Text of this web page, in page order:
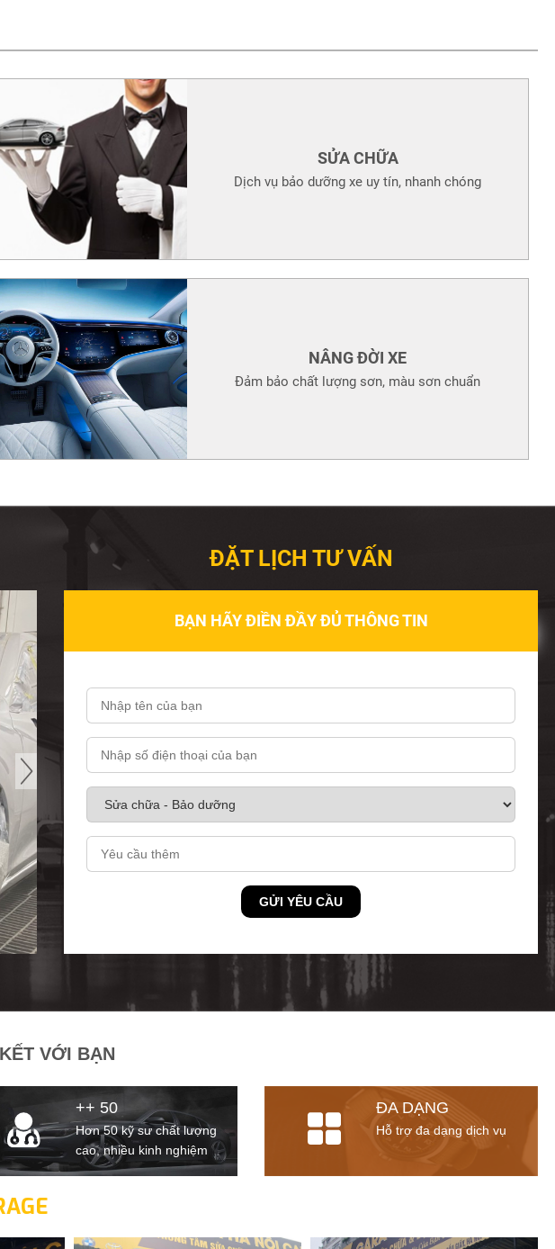
SỬA CHỮA
Dịch vụ bảo dưỡng xe uy tín, nhanh chóng
NÂNG ĐỜI XE
Đảm bảo chất lượng sơn, màu sơn chuẩn
ĐẶT LỊCH TƯ VẤN
BẠN HÃY ĐIỀN ĐẦY ĐỦ THÔNG TIN
GỬI YÊU CẦU
VỚI BẠN
++ 50
Hơn 50 kỹ sư chất lượng
cao, nhiều kinh nghiệm
ĐA DẠNG
Hỗ trợ đa dạng dịch vụ